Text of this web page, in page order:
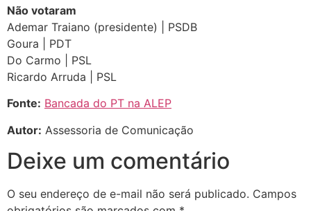
Não votaram
Ademar Traiano (presidente) | PSDB
Goura | PDT
Do Carmo | PSL
Ricardo Arruda | PSL
Fonte: Bancada do PT na ALEP
Autor: Assessoria de Comunicação
Deixe um comentário
O seu endereço de e-mail não será publicado. Campos